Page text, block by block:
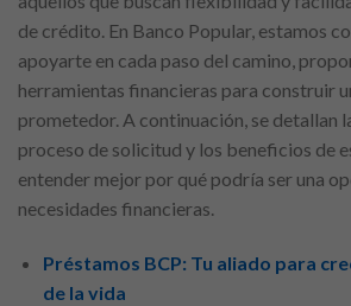
de crédito. En Banco Popular, estamos
apoyarte en cada paso del camino,
herramientas financieras para construir
prometedor. A continuación, se detallan
proceso de solicitud y los beneficios de
entender mejor por qué podría ser una
necesidades financieras.
Préstamos BCP: Tu aliado para
de la vida